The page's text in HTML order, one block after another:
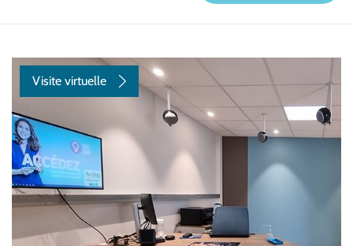
Visite virtuelle